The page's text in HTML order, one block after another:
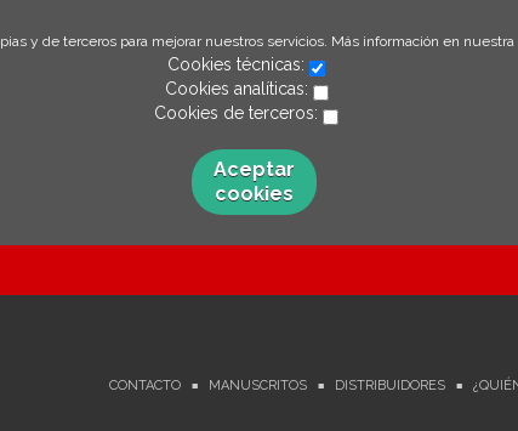
y de terceros para mejorar nuestros servicios. Más información en nuestra
Cookies técnicas:
Cookies analíticas:
Cookies de terceros:
Aceptar
cookies
CONTACTO MANUSCRITOS DISTRIBUIDORES